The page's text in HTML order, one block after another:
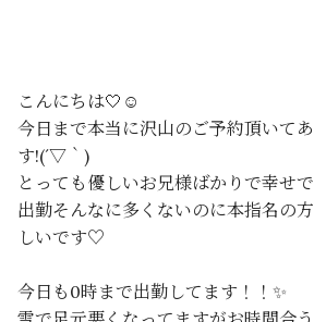
こんにちは🤍☺️
今日まで本当に沢山のご予約頂いて
す!(´▽｀)
とっても優しいお兄様ばかりで幸せ
出勤そんなに多くないのに本指名の
しいです♡
今日も0時まで出勤してます！！✨